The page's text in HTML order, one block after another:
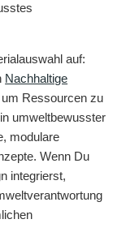
auf:
Nachhaltige
Ressourcen zu
umweltbewusster
modulare
Wenn Du
integrierst,